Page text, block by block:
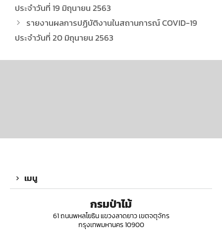
ประจำวันที่ 19 มิถุนายน 2563
รายงานผลการปฏิบัติงานในสถานการณ์ COVID-19
ประจำวันที่ 20 มิถุนายน 2563
เมนู
กรมป่าไม้
61 ถนนพหลโยธิน แขวงลาดยาว เขตจตุจักร
กรุงเทพมหานคร 10900